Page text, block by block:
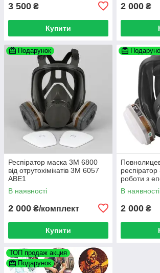
3 500 ₴
Купити
2 000 ₴
Подарунок
Респіратор маска 3М 6800
від отрутохімікатів 3М 6057
АВЕ1
В наявності
2 000 ₴/комплект
Купити
роботи з
В наявності
2 000 ₴
ТОП продаж акция
Подарунок